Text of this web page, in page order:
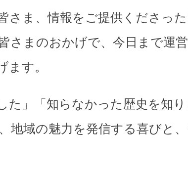
さま、情報をご提供くださっ
さまのおかげで、今日まで運
ます。
た」「知らなかった歴史を知
地域の魅力を発信する喜びと